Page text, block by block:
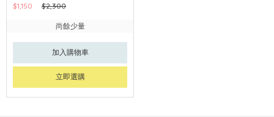
$1,150
$2,300
尚餘少量
加入購物車
立即選購